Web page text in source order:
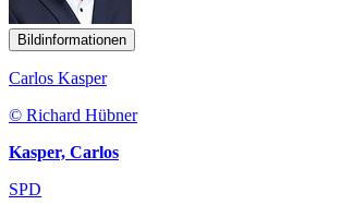
Bildinformationen
Carlos Kasper
© Richard Hübner
Kasper, Carlos
SPD